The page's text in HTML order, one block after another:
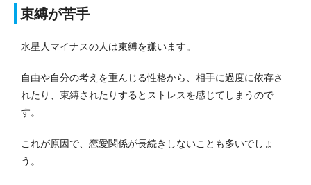
束縛が苦手
水星人マイナスの人は束縛を嫌います。
自由や自分の考えを重んじる性格から、相手に過度に依存さ
れたり、束縛されたりするとストレスを感じてしまうので
す。
これが原因で、恋愛関係が長続きしないことも多いでしょ
う。